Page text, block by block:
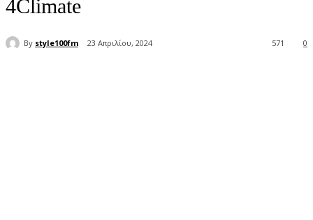
4Climate
By style100fm 23 Απριλίου, 2024 0
571